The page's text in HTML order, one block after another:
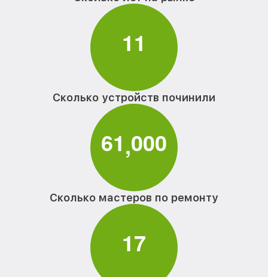
11
Сколько устройств починили
61,000
Сколько мастеров по ремонту
17